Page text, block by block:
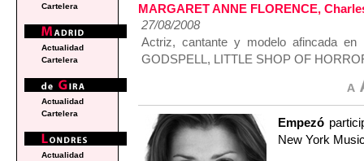
MARGARET ANNE FLORENCE,
27/08/2008
Actriz, cantante y modelo afincada
GODSPELL, LITTLE SHOP OF
Empezó
New York
Cartelera
Actualidad
Cartelera
Actualidad
Cartelera
Actualidad